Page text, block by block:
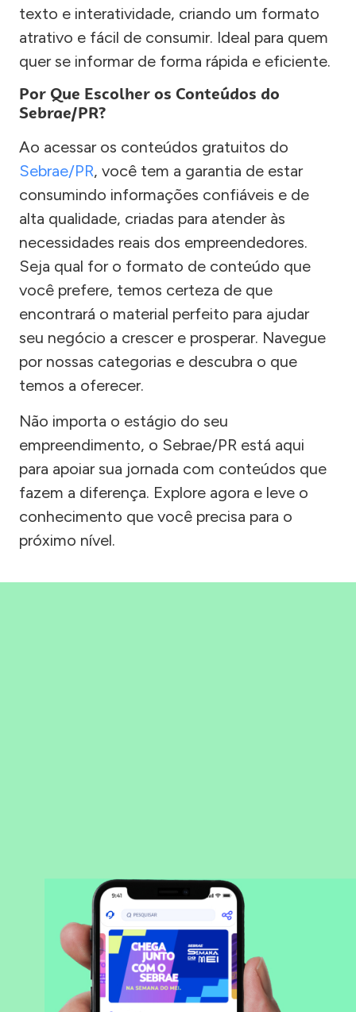
texto e interatividade, criando um formato
atrativo e fácil de consumir. Ideal para quem
quer se informar de forma rápida e eficiente.
Por Que Escolher os Conteúdos do
Sebrae/PR?
Ao acessar os conteúdos gratuitos do
Sebrae/PR, você tem a garantia de estar
consumindo informações confiáveis e de
alta qualidade, criadas para atender às
necessidades reais dos empreendedores.
Seja qual for o formato de conteúdo que
você prefere, temos certeza de que
encontrará o material perfeito para ajudar
seu negócio a crescer e prosperar. Navegue
por nossas categorias e descubra o que
temos a oferecer.
Não importa o estágio do seu
empreendimento, o Sebrae/PR está aqui
para apoiar sua jornada com conteúdos que
fazem a diferença. Explore agora e leve o
conhecimento que você precisa para o
próximo nível.